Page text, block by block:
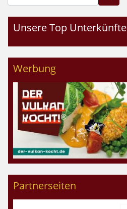
Unsere Top Unterkünfte
Werbung
Partnerseiten